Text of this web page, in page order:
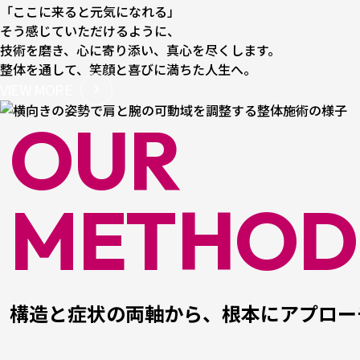
「ここに来ると元気になれる」
そう感じていただけるように、
技術を磨き、⼼に寄り添い、真⼼を尽くします。
整体を通して、笑顔と喜びに満ちた⼈⽣へ。
OUR
METHOD
構造と症状の両軸から、 根本にアプロ